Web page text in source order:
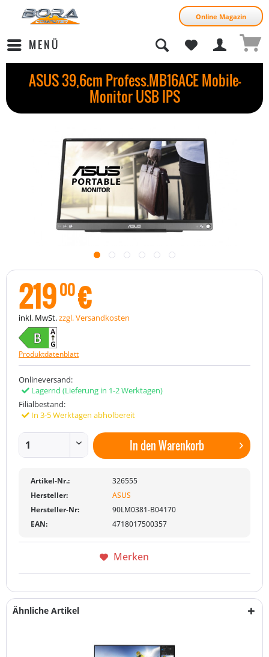
Online Magazin
MENÜ
ASUS 39,6cm Profess.MB16ACE Mobile-
Monitor USB IPS
21900€
inkl. MwSt.zzgl. Versandkosten
Produktdatenblatt
Onlineversand:
Lagernd (Lieferung in 1-2 Werktagen)
Filialbestand:
In 3-5 Werktagen abholbereit
In denWarenkorb
Artikel-Nr.:
326555
Hersteller:
ASUS
Hersteller-Nr:
90LM0381-B04170
EAN:
4718017500357
Merken
Ähnliche Artikel